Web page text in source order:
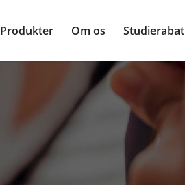
Produkter Om os Studierabat